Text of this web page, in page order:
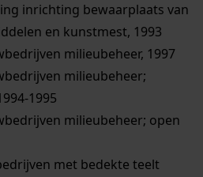
inrichting bewaarplaats van
en kunstmest, 1993
milieubeheer, 1997
milieubeheer;
1995
milieubeheer; open
met bedekte teelt